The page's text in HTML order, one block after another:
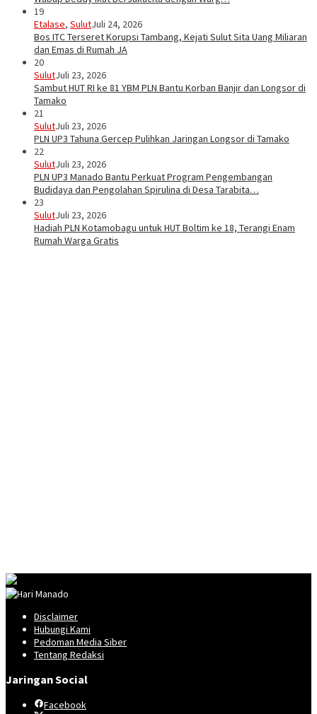
19
Etalase, SulutJuli 24, 2026
Bos ITC Terseret Korupsi Tambang, Kejati Sulut Sita Uang Miliaran
dan Emas di Rumah JA
20
SulutJuli 23, 2026
Sambut HUT RI ke 81 YBM PLN Bantu Korban Banjir dan Longsor di
Tamako
21
SulutJuli 23, 2026
PLN UP3 Tahuna Gercep Pulihkan Jaringan Longsor di Tamako
22
SulutJuli 23, 2026
PLN UP3 Manado Bantu Perkuat Program Pengembangan
Budidaya dan Pengolahan Spirulina di Desa Tarabita…
23
SulutJuli 23, 2026
Hadiah PLN Kotamobagu untuk HUT Boltim ke 18, Terangi Enam
Rumah Warga Gratis
Disclaimer
Hubungi Kami
Pedoman Media Siber
Tentang Redaksi
Jaringan Social
Facebook